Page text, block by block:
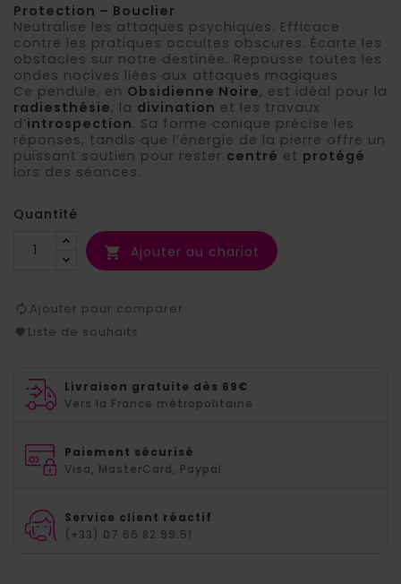
Protection – Bouclier
Neutralise les attaques psychiques. Efficace
contre les pratiques occultes obscures. Écarte les
obstacles sur notre destinée. Repousse toutes les
ondes nocives liées aux attaques magiques.
Ce pendule, en Obsidienne Noire, est idéal pour la
radiesthésie, la divination et les travaux
d’introspection. Sa forme conique précise les
réponses, tandis que l’énergie de la pierre offre un
puissant soutien pour rester centré et protégé
lors des séances.
Quantité
 Ajouter au chariot
Ajouter pour comparer
Liste de souhaits
Livraison gratuite dès 69€
Vers la France métropolitaine
Paiement sécurisé
Visa, MasterCard, Paypal
Service client réactif
(+33) 07.66.82.99.51